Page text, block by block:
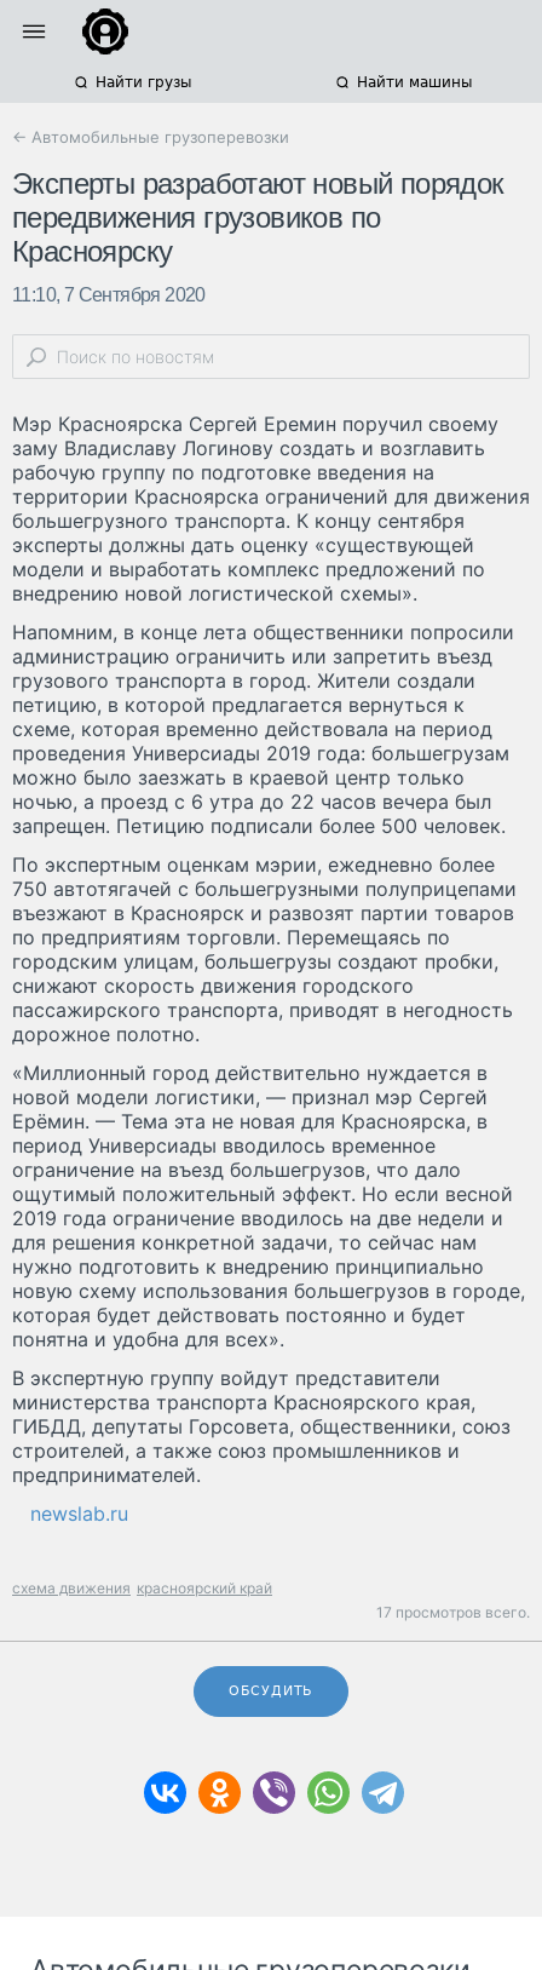
Найти грузы Найти машины
← Автомобильные грузоперевозки
Эксперты разработают новый порядок
передвижения грузовиков по
Красноярску
11:10, 7 Сентября 2020
Мэр Красноярска Сергей Еремин поручил своему
заму Владиславу Логинову создать и возглавить
рабочую группу по подготовке введения на
территории Красноярска ограничений для движения
большегрузного транспорта. К концу сентября
эксперты должны дать оценку «существующей
модели и выработать комплекс предложений по
внедрению новой логистической схемы».
Напомним, в конце лета общественники попросили
администрацию ограничить или запретить въезд
грузового транспорта в город. Жители создали
петицию, в которой предлагается вернуться к
схеме, которая временно действовала на период
проведения Универсиады 2019 года: большегрузам
можно было заезжать в краевой центр только
ночью, а проезд с 6 утра до 22 часов вечера был
запрещен. Петицию подписали более 500 человек.
По экспертным оценкам мэрии, ежедневно более
750 автотягачей с большегрузными полуприцепами
въезжают в Красноярск и развозят партии товаров
по предприятиям торговли. Перемещаясь по
городским улицам, большегрузы создают пробки,
снижают скорость движения городского
пассажирского транспорта, приводят в негодность
дорожное полотно.
«Миллионный город действительно нуждается в
новой модели логистики, — признал мэр Сергей
Ерёмин. — Тема эта не новая для Красноярска, в
период Универсиады вводилось временное
ограничение на въезд большегрузов, что дало
ощутимый положительный эффект. Но если весной
2019 года ограничение вводилось на две недели и
для решения конкретной задачи, то сейчас нам
нужно подготовить к внедрению принципиально
новую схему использования большегрузов в городе,
которая будет действовать постоянно и будет
понятна и удобна для всех».
В экспертную группу войдут представители
министерства транспорта Красноярского края,
ГИБДД, депутаты Горсовета, общественники, союз
строителей, а также союз промышленников и
предпринимателей.
newslab.ru
схема движения красноярский край
17 просмотров всего.
ОБСУДИТЬ